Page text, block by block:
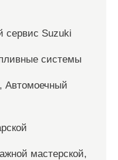
Suzuki
системы
Автомоечный
мастерской,